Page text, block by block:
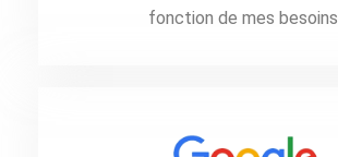
fonction de mes besoins.